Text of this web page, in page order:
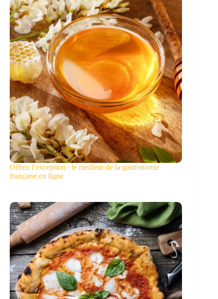
Offrez l’exception : le meilleur de la gastronomie
française en ligne